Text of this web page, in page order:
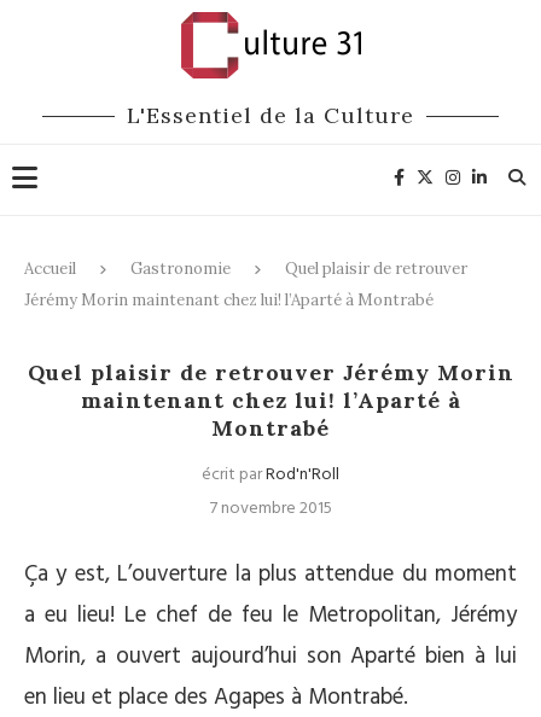
L'Essentiel de la Culture
Accueil Gastronomie
Quel plaisir de retrouver
Jérémy Morin maintenant chez lui! l’Aparté à Montrabé
Quel plaisir de retrouver Jérémy Morin
maintenant chez lui! l’Aparté à
Montrabé
écrit parRod'n'Roll
7 novembre 2015
Ça y est, L’ouverture la plus attendue du moment
a eu lieu! Le chef de feu le Metropolitan, Jérémy
Morin, a ouvert aujourd’hui son Aparté bien à lui
en lieu et place des Agapes à Montrabé.